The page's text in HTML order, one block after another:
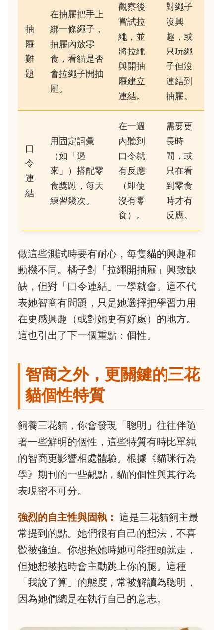
抽
屜
難
題
在抽屜把手上
綁一條繩子，
抽屜內放零
食，看貓是否
會拉繩子開抽
屜。
觀察後
嘗試拉
繩，並
將拉繩
與開抽
屜建立
連結。
對繩子
沒興
趣，或
只玩繩
子但沒
連結到
抽屜。
口
令
連
結
用固定詞彙
（如「過
來」）搭配零
食獎勵，每天
練習幾次。
在一週
內聽到
口令就
有反應
（即使
沒有零
食）。
需要更
長時
間，或
只在看
到零食
時才有
反應。
做這些測試時要有耐心，每隻貓的興趣和
動機不同。橘子對「拉繩開抽屜」興致缺
缺，但對「口令連結」一學就會。這不代
表她智商有問題，只是她選擇把學習力用
在更感興趣（或對她更有好處）的地方。
這也引出了下一個重點：個性。
智商之外，更關鍵的三花
貓個性特質
飼養三花貓，你會發現「聰明」往往伴隨
著一些鮮明的個性，這些特質有時比單純
的智商更影響相處體驗。根據《貓咪行為
學》期刊的一些觀點，貓的個性與其行為
表現密不可分。
強烈的自主性與固執： 這是三花貓飼主最
常提到的點。她們很有自己的想法，不喜
歡被強迫。你想抱她時她可能扭頭就走，
但她想被抱時會主動跳上你的腿。這種
「我說了算」的態度，常被解讀為聰明，
因為她們總是在執行自己的意志。